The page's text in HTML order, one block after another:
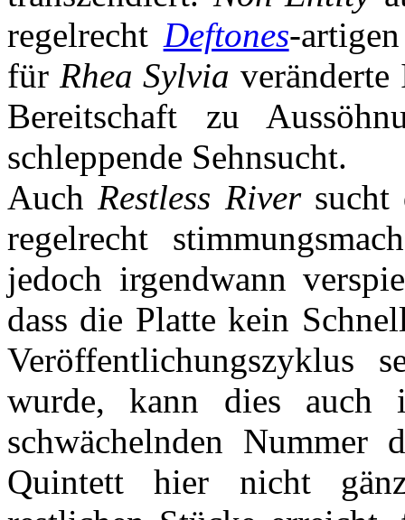
regelrecht Deftones-
für Rhea Sylvia
Bereitschaft zu
schleppende Sehnsucht.
AuchRestless Riversucht
regelrecht
jedoch irgendwann
dass die Platte kein
wurde, kann dies auch
schwächelnden Nummer
Quintett hier nicht